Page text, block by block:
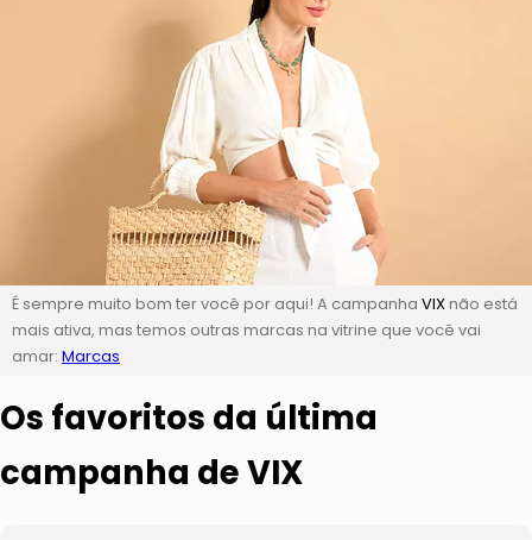
É sempre muito bom ter você por aqui! A campanha VIXnão está
mais ativa, mas temos outras marcas na vitrine que você vai
amar: Marcas
Os favoritos da última
campanha de VIX